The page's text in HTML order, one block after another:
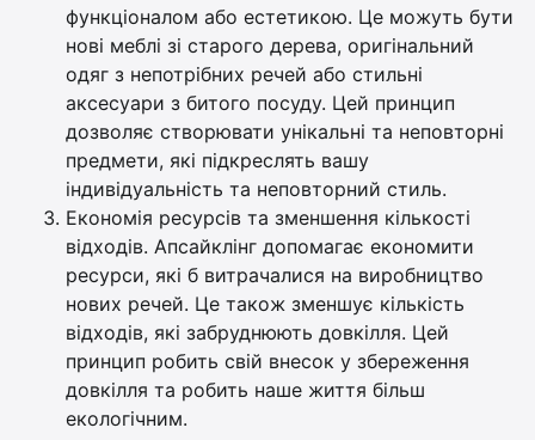
функціоналом або естетикою. Це можуть бути
нові меблі зі старого дерева, оригінальний
одяг з непотрібних речей або стильні
аксесуари з битого посуду. Цей принцип
дозволяє створювати унікальні та неповторні
предмети, які підкреслять вашу
індивідуальність та неповторний стиль.
Економія ресурсів та зменшення кількості
відходів. Апсайклінг допомагає економити
ресурси, які б витрачалися на виробництво
нових речей. Це також зменшує кількість
відходів, які забруднюють довкілля. Цей
принцип робить свій внесок у збереження
довкілля та робить наше життя більш
екологічним.